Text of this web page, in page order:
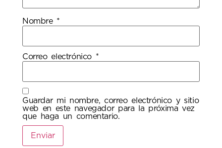
Nombre *
Correo electrónico *
Guardar mi nombre, correo electrónico y sitio
web en este navegador para la próxima vez
que haga un comentario.